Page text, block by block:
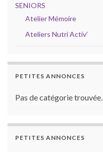
SENIORS
Atelier Mémoire
Ateliers Nutri Activ’
PETITES ANNONCES
Pas de catégorie trouvée.
PETITES ANNONCES